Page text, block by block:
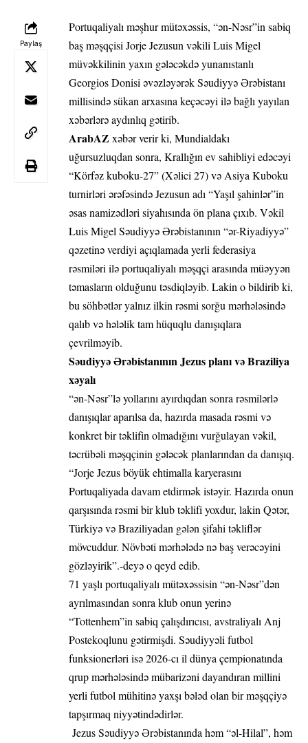
Paylaş
Portuqaliyalı məşhur mütəxəssis, “ən-Nəsr”in sabiq
baş məşqçisi Jorje Jezusun vəkili Luis Migel
müvəkkilinin yaxın gələcəkdə yunanıstanlı
Georgios Donisi əvəzləyərək Səudiyyə Ərəbistanı
millisində sükan arxasına keçəcəyi ilə bağlı yayılan
xəbərlərə aydınlıq gətirib.
ArabAZ xəbər verir ki, Mundialdakı
uğursuzluqdan sonra, Krallığın ev sahibliyi edəcəyi
“Körfəz kuboku-27” (Xəlici 27) və Asiya Kuboku
turnirləri ərəfəsində Jezusun adı “Yaşıl şahinlər”in
əsas namizədləri siyahısında ön plana çıxıb. Vəkil
Luis Migel Səudiyyə Ərəbistanının “ər-Riyadiyyə”
qəzetinə verdiyi açıqlamada yerli federasiya
rəsmiləri ilə portuqaliyalı məşqçi arasında müəyyən
təmasların olduğunu təsdiqləyib. Lakin o bildirib ki,
bu söhbətlər yalnız ilkin rəsmi sorğu mərhələsində
qalıb və hələlik tam hüquqlu danışıqlara
çevrilməyib.
Səudiyyə Ərəbistanının Jezus planı və Braziliya
xəyalı
“ən-Nəsr”lə yollarını ayırdıqdan sonra rəsmilərlə
danışıqlar aparılsa da, hazırda masada rəsmi və
konkret bir təklifin olmadığını vurğulayan vəkil,
təcrübəli məşqçinin gələcək planlarından da danışıq.
“Jorje Jezus böyük ehtimalla karyerasını
Portuqaliyada davam etdirmək istəyir. Hazırda onun
qarşısında rəsmi bir klub təklifi yoxdur, lakin Qətər,
Türkiyə və Braziliyadan gələn şifahi təkliflər
mövcuddur. Növbəti mərhələdə nə baş verəcəyini
gözləyirik”.-deyə o qeyd edib.
71 yaşlı portuqaliyalı mütəxəssisin “ən-Nəsr”dən
ayrılmasından sonra klub onun yerinə
“Tottenhem”in sabiq çalışdırıcısı, avstraliyalı Anj
Postekoqlunu gətirmişdi. Səudiyyəli futbol
funksionerləri isə 2026-cı il dünya çempionatında
qrup mərhələsində mübarizəni dayandıran millini
yerli futbol mühitinə yaxşı bələd olan bir məşqçiyə
tapşırmaq niyyətindədirlər.
Jezus Səudiyyə Ərəbistanında həm “əl-Hilal”, həm